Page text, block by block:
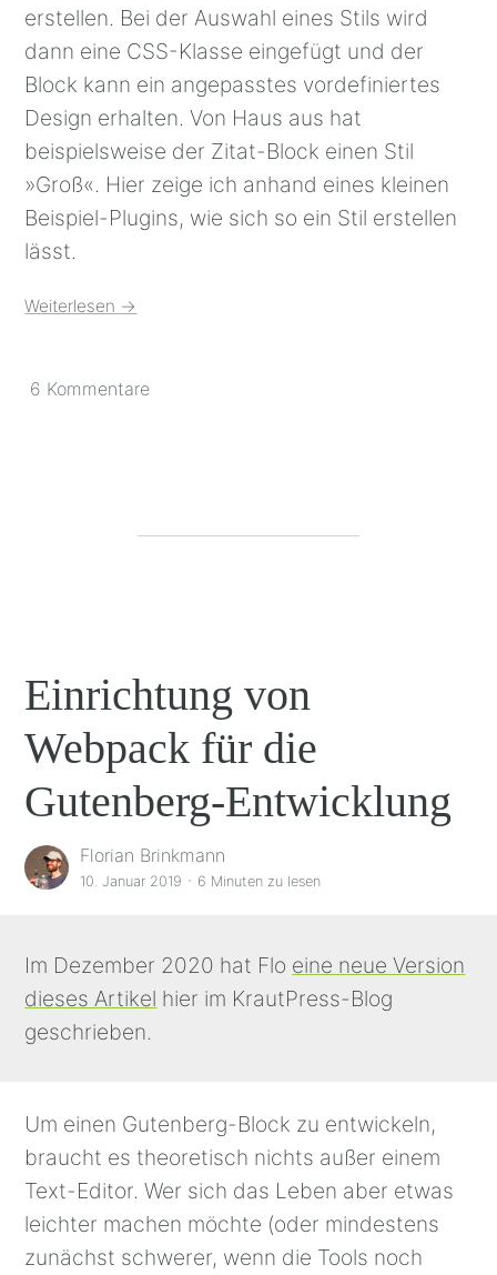
erstellen. Bei der Auswahl eines Stils wird
dann eine CSS-Klasse eingefügt und der
Block kann ein angepasstes vordefiniertes
Design erhalten. Von Haus aus hat
beispielsweise der Zitat-Block einen Stil
»Groß«. Hier zeige ich anhand eines kleinen
Beispiel-Plugins, wie sich so ein Stil erstellen
lässt.
Weiterlesen →
6 Kommentare
Einrichtung von
Webpack für die
Gutenberg-Entwicklung
Florian Brinkmann
10. Januar 2019 · 6 Minuten zu lesen
Im Dezember 2020 hat Flo eine neue Version
dieses Artikel hier im KrautPress-Blog
geschrieben.
Um einen Gutenberg-Block zu entwickeln,
braucht es theoretisch nichts außer einem
Text-Editor. Wer sich das Leben aber etwas
leichter machen möchte (oder mindestens
zunächst schwerer, wenn die Tools noch